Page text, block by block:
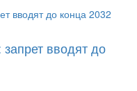
вводят до